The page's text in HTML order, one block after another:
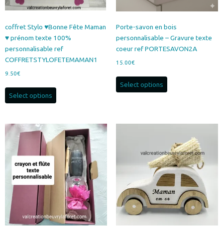
coffret Stylo ♥Bonne Fête Maman
♥ prénom texte 100%
personnalisable ref
COFFRETSTYLOFETEMAMAN1
9.50€
Select options
Porte-savon en bois
personnalisable – Gravure texte
coeur ref PORTESAVON2A
15.00€
Select options